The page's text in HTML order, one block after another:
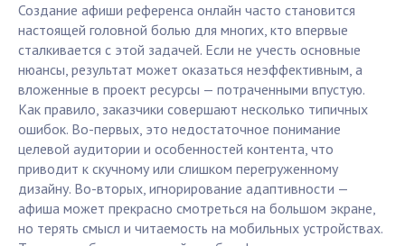
Создание афиши референса онлайн часто становится
настоящей головной болью для многих, кто впервые
сталкивается с этой задачей. Если не учесть основные
нюансы, результат может оказаться неэффективным, а
вложенные в проект ресурсы — потраченными впустую.
Как правило, заказчики совершают несколько типичных
ошибок. Во-первых, это недостаточное понимание
целевой аудитории и особенностей контента, что
приводит к скучному или слишком перегруженному
дизайну. Во-вторых, игнорирование адаптивности —
афиша может прекрасно смотреться на большом экране,
но терять смысл и читаемость на мобильных устройствах.